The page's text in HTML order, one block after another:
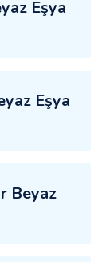
Eşya
Eşya
Beyaz